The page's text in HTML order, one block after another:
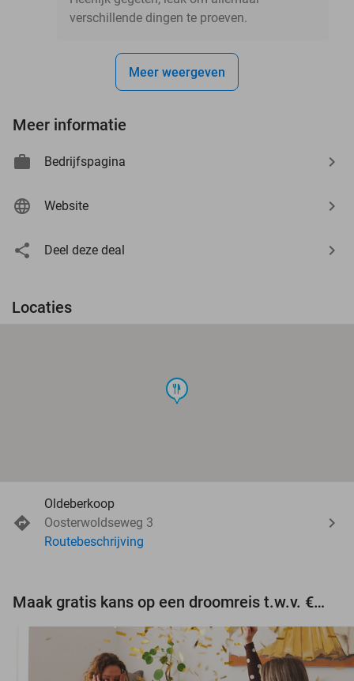
verschillende dingen te proeven.
Meer weergeven
Meer informatie
Bedrijfspagina
Website
Deel deze deal
Locaties
food
Oldeberkoop
Oosterwoldseweg 3
Routebeschrijving
Maak gratis kans op een droomreis t.w.v. €3.000!